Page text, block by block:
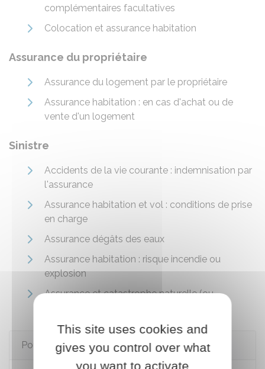
complémentaires facultatives
Colocation et assurance habitation
Assurance du propriétaire
Assurance du logement par le propriétaire
Assurance habitation : en cas d'achat ou de
vente d'un logement
Sinistre
Accidents de la vie courante : indemnisation par
l'assurance
Assurance habitation et vol : conditions de prise
en charge
Assurance dégâts des eaux
Assurance habitation : risque incendie ou
explosion
Assurance et catastrophe naturelle (ou
Pour en savoir plus
This site uses cookies and
gives you control over what
you want to activate